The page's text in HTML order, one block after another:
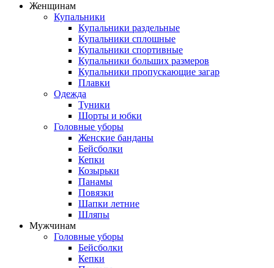
Женщинам
Купальники
Купальники раздельные
Купальники сплошные
Купальники спортивные
Купальники больших размеров
Купальники пропускающие загар
Плавки
Одежда
Туники
Шорты и юбки
Головные уборы
Женские банданы
Бейсболки
Кепки
Козырьки
Панамы
Повязки
Шапки летние
Шляпы
Мужчинам
Головные уборы
Бейсболки
Кепки